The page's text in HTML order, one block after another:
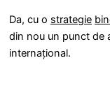
Da, cu o strategie
din nou un punct de
internațional.